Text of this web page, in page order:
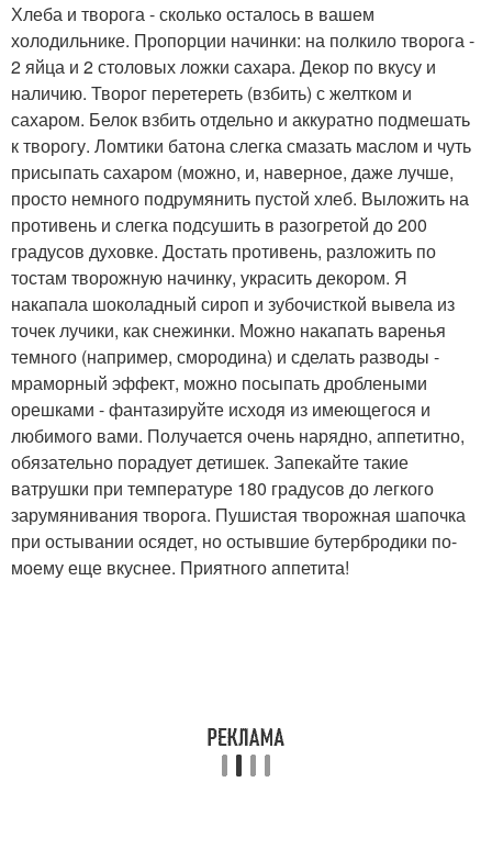
Хлеба и творога - сколько осталось в вашем
холодильнике. Пропорции начинки: на полкило творога -
2 яйца и 2 столовых ложки сахара. Декор по вкусу и
наличию. Творог перетереть (взбить) с желтком и
сахаром. Белок взбить отдельно и аккуратно подмешать
к творогу. Ломтики батона слегка смазать маслом и чуть
присыпать сахаром (можно, и, наверное, даже лучше,
просто немного подрумянить пустой хлеб. Выложить на
противень и слегка подсушить в разогретой до 200
градусов духовке. Достать противень, разложить по
тостам творожную начинку, украсить декором. Я
накапала шоколадный сироп и зубочисткой вывела из
точек лучики, как снежинки. Можно накапать варенья
темного (например, смородина) и сделать разводы -
мраморный эффект, можно посыпать дроблеными
орешками - фантазируйте исходя из имеющегося и
любимого вами. Получается очень нарядно, аппетитно,
обязательно порадует детишек. Запекайте такие
ватрушки при температуре 180 градусов до легкого
зарумянивания творога. Пушистая творожная шапочка
при остывании осядет, но остывшие бутербродики по-
моему еще вкуснее. Приятного аппетита!